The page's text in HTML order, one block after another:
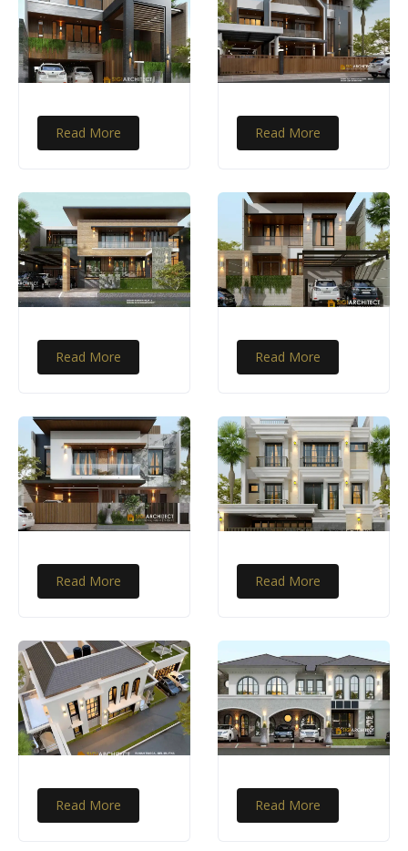
Read More Read More
Read More Read More
Read More Read More
Read More Read More